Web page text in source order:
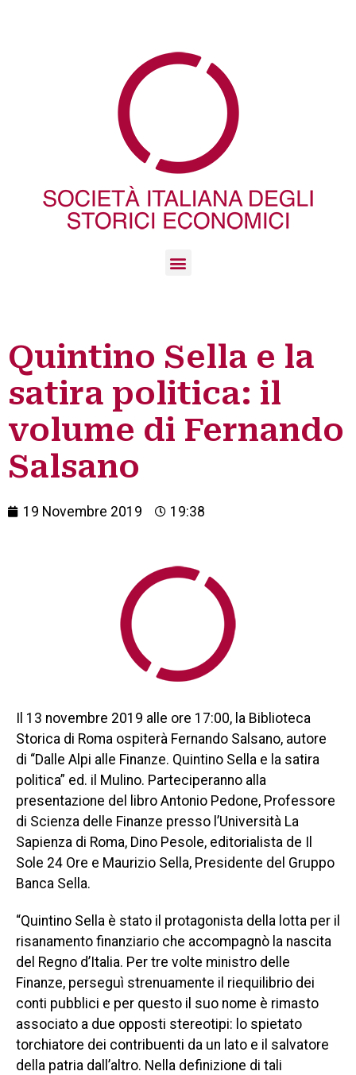
Quintino Sella e la
satira politica: il
volume di Fernando
Salsano
19 Novembre 2019 19:38
Il 13 novembre 2019 alle ore 17:00, la Biblioteca
Storica di Roma ospiterà Fernando Salsano, autore
di “Dalle Alpi alle Finanze. Quintino Sella e la satira
politica” ed. il Mulino. Parteciperanno alla
presentazione del libro Antonio Pedone, Professore
di Scienza delle Finanze presso l’Università La
Sapienza di Roma, Dino Pesole, editorialista de Il
Sole 24 Ore e Maurizio Sella, Presidente del Gruppo
Banca Sella.
“Quintino Sella è stato il protagonista della lotta per il
risanamento finanziario che accompagnò la nascita
del Regno d’Italia. Per tre volte ministro delle
Finanze, perseguì strenuamente il riequilibrio dei
conti pubblici e per questo il suo nome è rimasto
associato a due opposti stereotipi: lo spietato
torchiatore dei contribuenti da un lato e il salvatore
della patria dall’altro. Nella definizione di tali